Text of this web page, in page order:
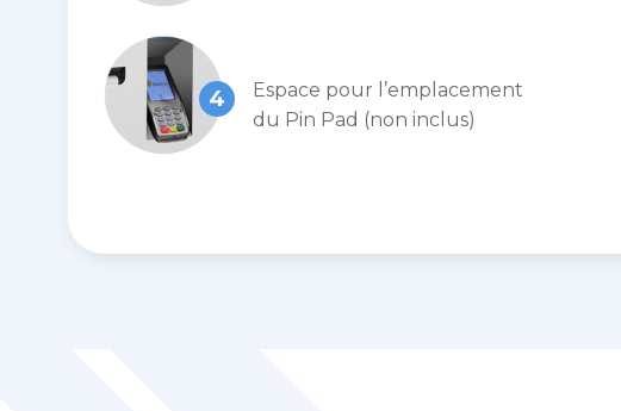
4
Espace pour l’emplacement
du Pin Pad (non inclus)